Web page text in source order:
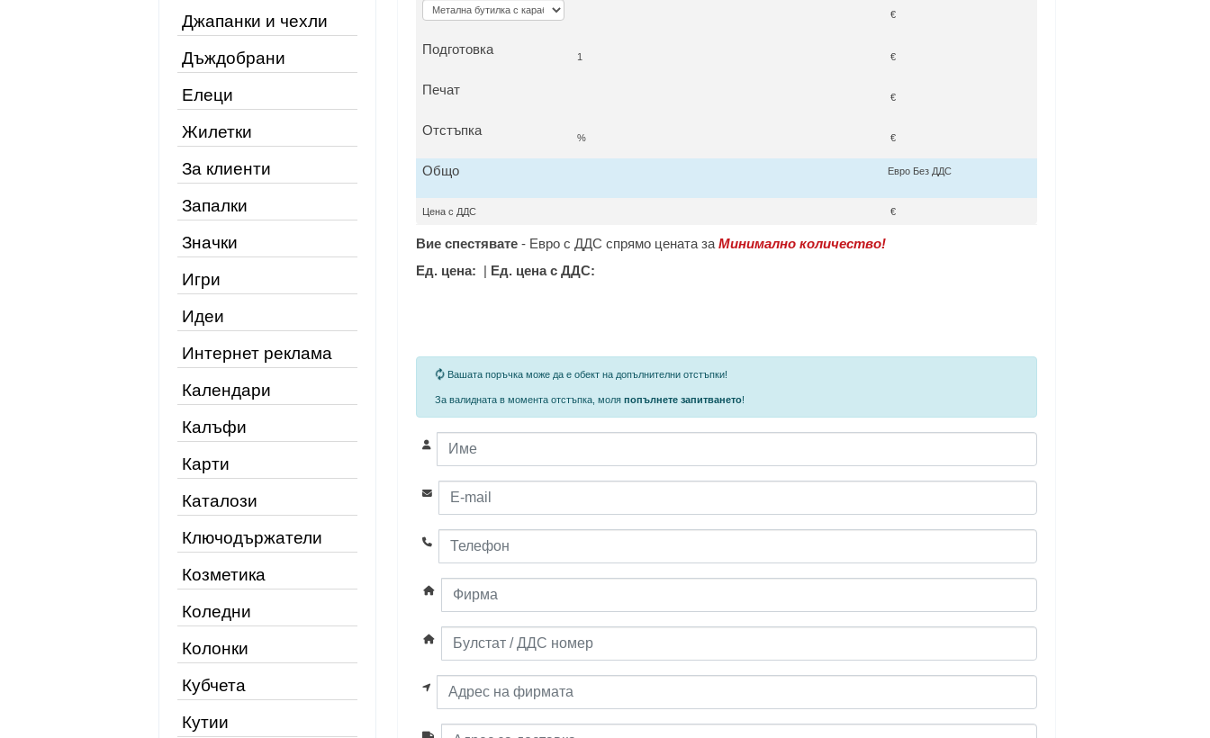
Джапанки и чехли
Дъждобрани
Елеци
Жилетки
За клиенти
Запалки
Значки
Игри
Идеи
Интернет реклама
Календари
Калъфи
Карти
Каталози
Ключодържатели
Козметика
Коледни
Колонки
Кубчета
Кутии
€
Подготовка 1 €
Печат €
Отстъпка % €
Общо Евро Без ДДС
Цена с ДДС €
Вие спестявате - Евро с ДДС спрямо цената за Минимално количество!
Ед. цена: | Ед. цена с ДДС:
За определени продукти и количества се ползват
Вашата поръчка може да е обект на допълнителни отстъпки!
За валидната в момента отстъпка, моля попълнете запитването!